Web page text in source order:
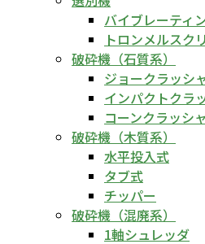
バイブレーティ
トロンメルスク
破砕機（石質系）
ジョークラッシ
インパクトクラ
コーンクラッシャ
破砕機（木質系）
水平投入式
タブ式
チッパー
破砕機（混廃系）
1軸シュレッダ